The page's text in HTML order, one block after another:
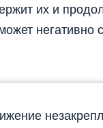
их и
негативно